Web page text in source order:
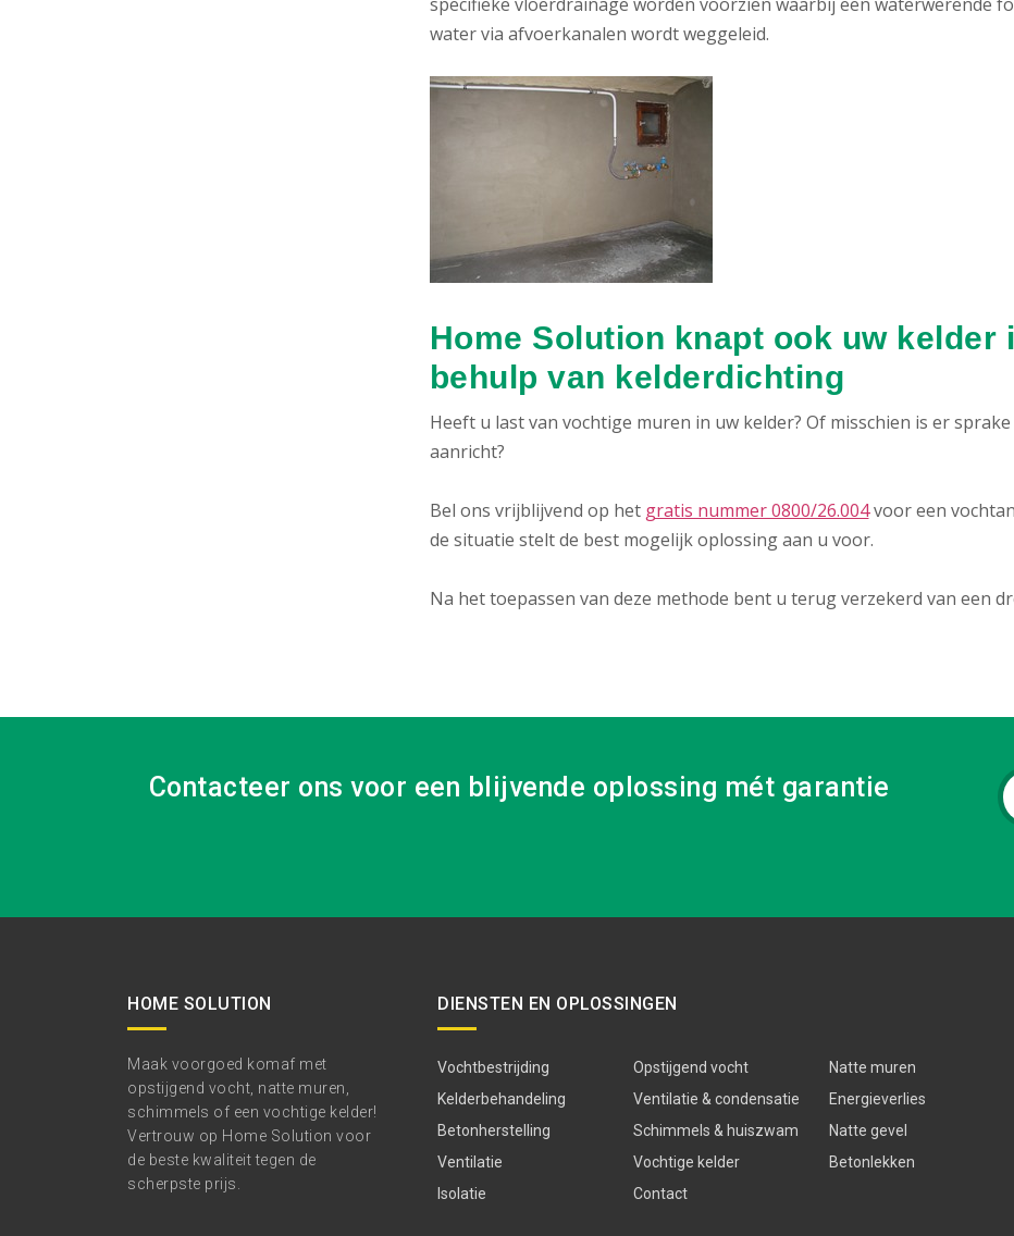
water via afvoerkanalen wordt weggeleid.
Home Solution knapt ook uw kelder
behulp van kelderdichting
Heeft u last van vochtige muren in uw kelder? Of misschien is er
aanricht?
Bel ons vrijblijvend op het gratis nummer 0800/26.004voor een
de situatie stelt de best mogelijk oplossing aan u voor.
Na het toepassen van deze methode bent u terug verzekerd van een
Contacteer ons voor een blijvende oplossing mét garantie
HOME SOLUTION
Maak voorgoed komaf met
opstijgend vocht, natte muren,
schimmels of een vochtige kelder!
Vertrouw op Home Solution voor
de beste kwaliteit tegen de
scherpste prijs.
DIENSTEN EN OPLOSSINGEN
Vochtbestrijding
Kelderbehandeling
Betonherstelling
Ventilatie
Isolatie
Opstijgend vocht
Ventilatie & condensatie
Schimmels & huiszwam
Vochtige kelder
Contact
Natte muren
Energieverlies
Natte gevel
Betonlekken